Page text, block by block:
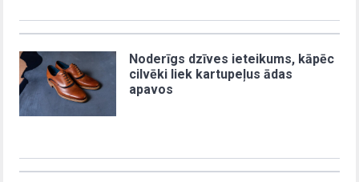
Noderīgs dzīves ieteikums, kāpēc
cilvēki liek kartupeļus ādas
apavos